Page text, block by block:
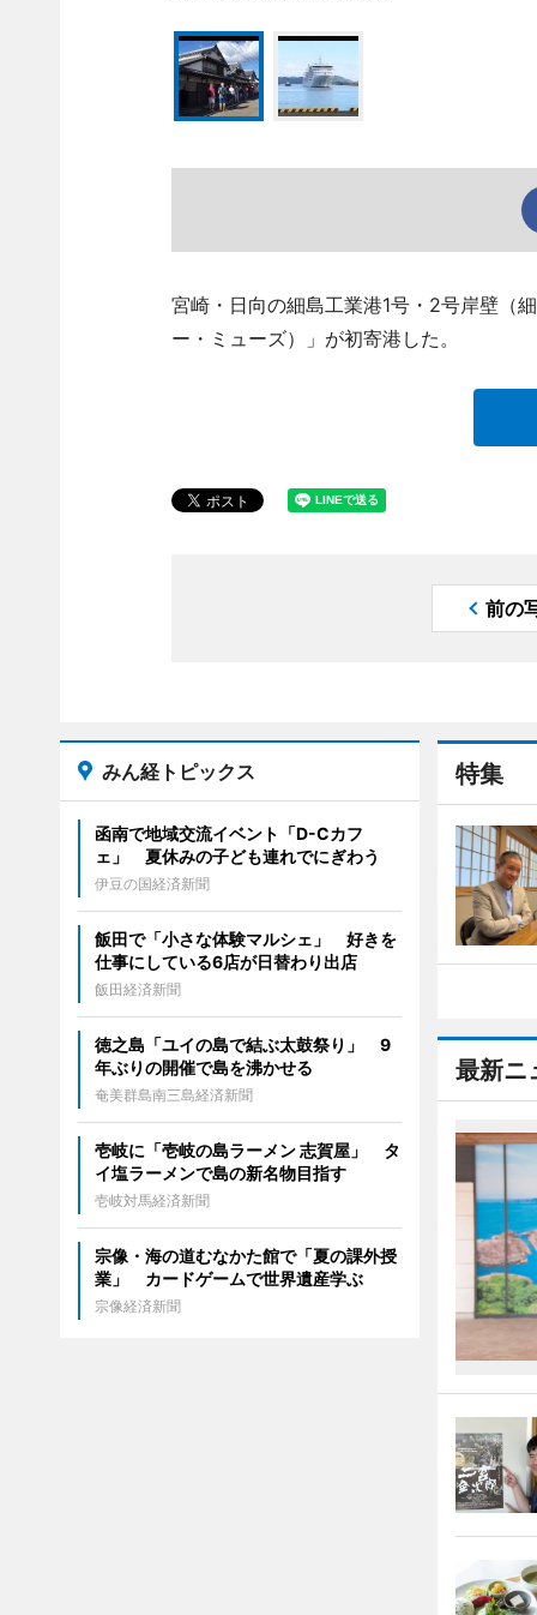
宮崎・日向の細島工業港1号・2号岸壁（
ー・ミューズ）」が初寄港した。
前の
特集
最新ニ
みん経トピックス
函南で地域交流イベント「D-Cカフ
ェ」 夏休みの子ども連れでにぎわう
伊豆の国経済新聞
飯田で「小さな体験マルシェ」 好きを
仕事にしている6店が日替わり出店
飯田経済新聞
徳之島「ユイの島で結ぶ太鼓祭り」 9
年ぶりの開催で島を沸かせる
奄美群島南三島経済新聞
壱岐に「壱岐の島ラーメン 志賀屋」 タ
イ塩ラーメンで島の新名物目指す
壱岐対馬経済新聞
宗像・海の道むなかた館で「夏の課外授
業」 カードゲームで世界遺産学ぶ
宗像経済新聞